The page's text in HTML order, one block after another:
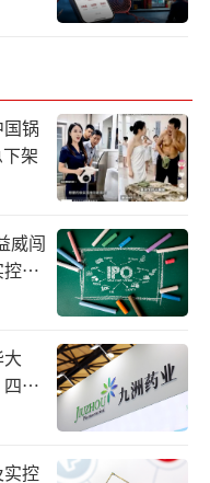
温州生产基地是
新建的第五个工
高速水线和1条1.2
销售瓶装纯净水，
后新增产能超70
亿元，将有效覆盖
江早有“预谋”。
中就披露，未来
14.18亿港元，用
提高整体供应链
基地，就是华润饮
锅
架
威闯
人
大
控